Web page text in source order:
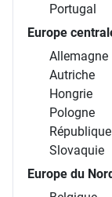
Portugal
Europe
Allemagne
Autriche
Hongrie
Pologne
Slovaquie
Europe du